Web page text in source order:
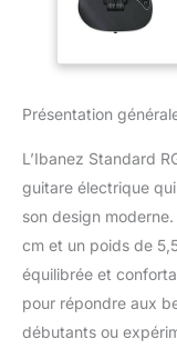
Présentation
L’Ibanez Standard
guitare électrique
son design
cm et un poids de
équilibrée et
pour répondre aux
débutants ou